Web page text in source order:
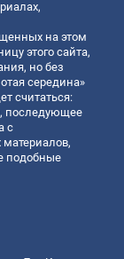
на этом
этого сайта,
но без
середина»
считаться:
последующее
с
подобные